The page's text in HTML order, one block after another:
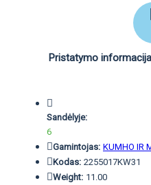
Pristatymo
Sandėlyje:
6
Gamintojas: KUMHO IR
Kodas: 2255017KW31
Weight: 11.00